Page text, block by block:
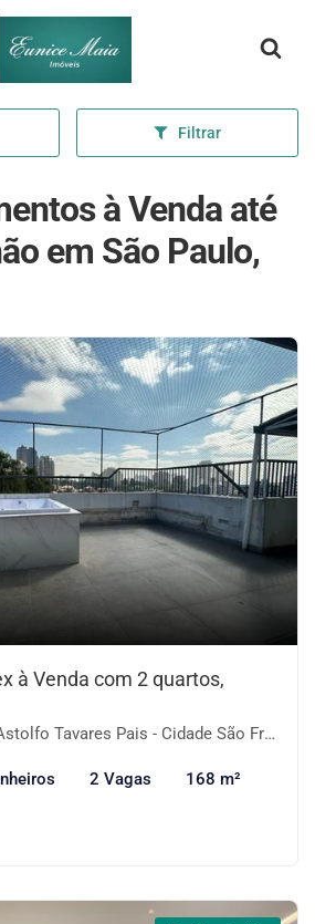
Página inicial
Filtrar
à Venda até
em São Paulo,
à Venda com 2 quartos,
Pais - Cidade São Francisco, São Paulo-SP
2 Vagas 168 m²